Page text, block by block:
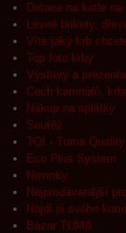
Dotace na kotle na
Levné brikety,
Víte jaký krb
Top foto krby
Výstavy a
Cech kamnářů,
Nákup na splátky
Soutěž
TQI - Tuma
Eco Plus System
Novinky
Nejprodávanější
Najdi si svého
Bazar TUMA